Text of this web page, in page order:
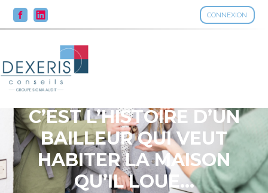
CONNEXION
Aller
au
contenu
C’EST L’HISTOIRE D’UN
BAILLEUR QUI VEUT
HABITER LA MAISON
QU’IL LOUE…